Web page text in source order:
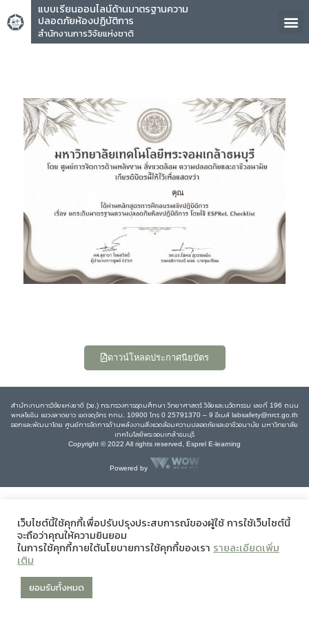
แบบเรียนออนไลน์ด้านมาตรฐานความ
ปลอดภัยห้องปฏิบัติการ
สำนักงานการวิจัยแห่งชาติ
คุณ
ดาวน์โหลดประกาศนียบัตร
สำนักงานการวิจัยแห่งชาติ (วช.) กระทรวงการอุดมศึกษา วิทยาศาสตร์ วิจัยและนวัตกรรม เลขที่ 196 ถนน
พหลโยธิน แขวงลาดยาว เขตจตุจักร กทม. 10900 โทร 0 25791370 – 9 อีเมล์ labsafety@nrct.go.th
ออกและพัฒนาโดย ศูนย์การจัดการด้านพลังงานสิ่งแวดล้อมความปลอดภัยและอาชีวอนามัย มหาวิทยาลัย
เทคโนโลยีพระจอมเกล้าธนบุรี
Copyright © 2022 All rights reserved, Esprel E-learning
Powered by
เว็บไซต์นี้ใช้คุกกี้เพื่อปรับปรุงประสบการณ์ของผู้ใช้ การใช้เว็บไซต์นี้
จะถือว่าคุณให้ความยินยอม
ในการใช้คุกกี้ภายใต้นโยบายการใช้คุกกี้ของเรา รายละเอียดเพิ่ม
เติม
ยอมรับทั้งหมด